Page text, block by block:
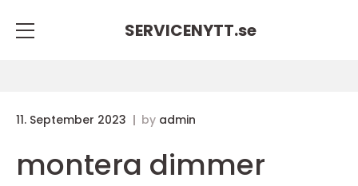
SERVICENYTT.se
11. September 2023 by admin
montera dimmer